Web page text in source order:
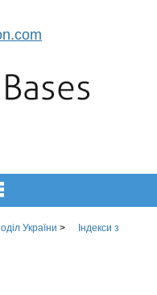
України >
Індекси з